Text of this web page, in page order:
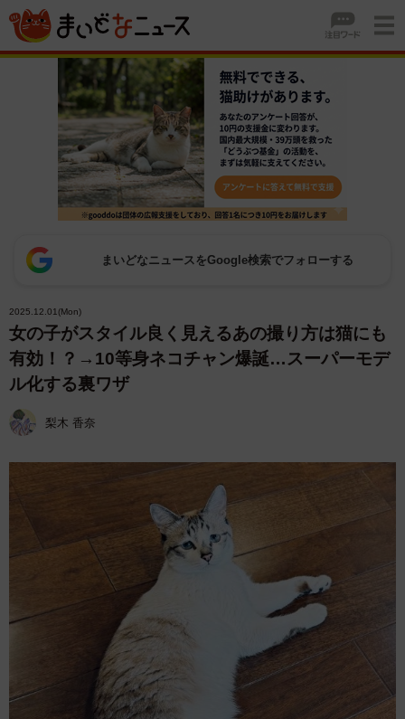
まいどなニュースをGoogle検索でフォローする
2025.12.01(Mon)
女の子がスタイル良く見えるあの撮り方は猫にも
有効！？→10等身ネコチャン爆誕…スーパーモデ
ル化する裏ワザ
梨木 香奈